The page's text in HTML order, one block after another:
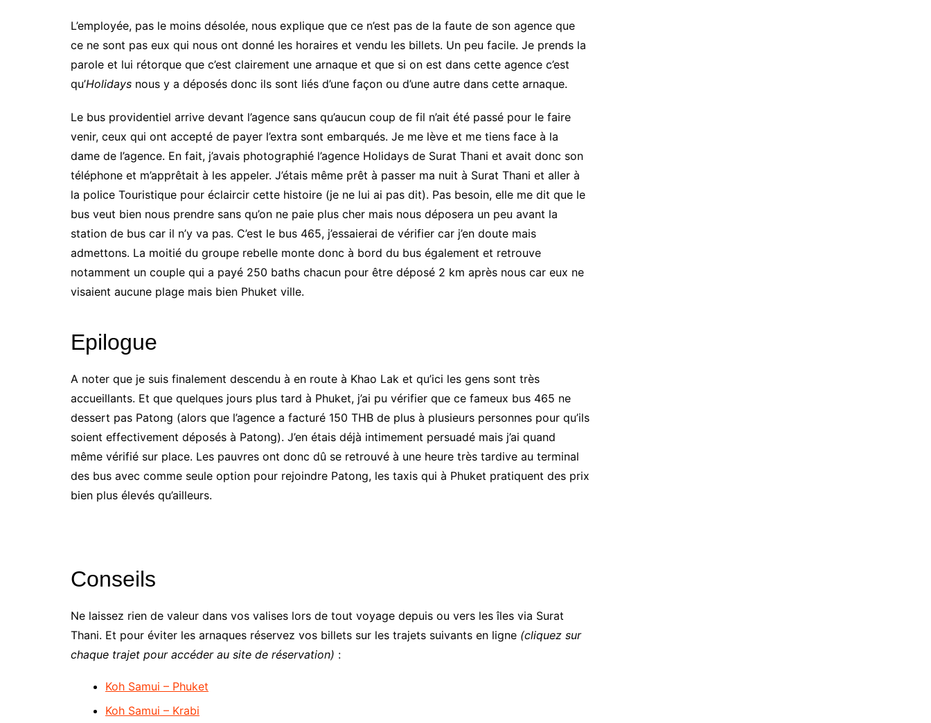
L’employée, pas le moins désolée, nous explique que ce n’est pas de la faute de son agence que
ce ne sont pas eux qui nous ont donné les horaires et vendu les billets. Un peu facile. Je prends la
parole et lui rétorque que c’est clairement une arnaque et que si on est dans cette agence c’est
qu’Holidays nous y a déposés donc ils sont liés d’une façon ou d’une autre dans cette arnaque.
Le bus providentiel arrive devant l’agence sans qu’aucun coup de fil n’ait été passé pour le faire
venir, ceux qui ont accepté de payer l’extra sont embarqués. Je me lève et me tiens face à la
dame de l’agence. En fait, j’avais photographié l’agence Holidays de Surat Thani et avait donc son
téléphone et m’apprêtait à les appeler. J’étais même prêt à passer ma nuit à Surat Thani et aller à
la police Touristique pour éclaircir cette histoire (je ne lui ai pas dit). Pas besoin, elle me dit que le
bus veut bien nous prendre sans qu’on ne paie plus cher mais nous déposera un peu avant la
station de bus car il n’y va pas. C’est le bus 465, j’essaierai de vérifier car j’en doute mais
admettons. La moitié du groupe rebelle monte donc à bord du bus également et retrouve
notamment un couple qui a payé 250 baths chacun pour être déposé 2 km après nous car eux ne
visaient aucune plage mais bien Phuket ville.
Epilogue
A noter que je suis finalement descendu à en route à Khao Lak et qu’ici les gens sont très
accueillants. Et que quelques jours plus tard à Phuket, j’ai pu vérifier que ce fameux bus 465 ne
dessert pas Patong (alors que l’agence a facturé 150 THB de plus à plusieurs personnes pour qu’ils
soient effectivement déposés à Patong). J’en étais déjà intimement persuadé mais j’ai quand
même vérifié sur place. Les pauvres ont donc dû se retrouvé à une heure très tardive au terminal
des bus avec comme seule option pour rejoindre Patong, les taxis qui à Phuket pratiquent des prix
bien plus élevés qu’ailleurs.
Conseils
Ne laissez rien de valeur dans vos valises lors de tout voyage depuis ou vers les îles via Surat
Thani. Et pour éviter les arnaques réservez vos billets sur les trajets suivants en ligne (cliquez sur
chaque trajet pour accéder au site de réservation) :
Koh Samui – Phuket
Koh Samui – Krabi